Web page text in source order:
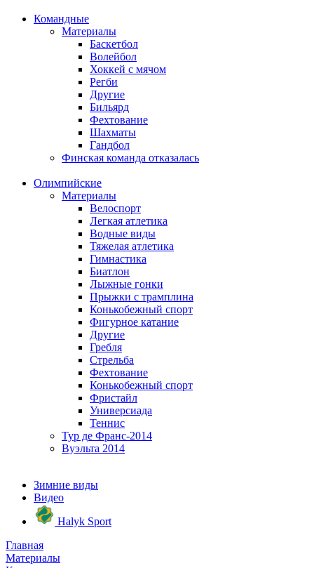
Командные
Материалы
Баскетбол
Волейбол
Хоккей с мячом
Регби
Другие
Бильярд
Фехтование
Шахматы
Гандбол
Финская команда отказалась
Олимпийские
Материалы
Велоспорт
Легкая атлетика
Водные виды
Тяжелая атлетика
Гимнастика
Биатлон
Лыжные гонки
Прыжки с трамплина
Конькобежный спорт
Фигурное катание
Другие
Гребля
Стрельба
Фехтование
Конькобежный спорт
Фристайл
Универсиада
Теннис
Тур де Франс-2014
Вуэльта 2014
Зимние виды
Видео
Halyk Sport
Главная
Материалы